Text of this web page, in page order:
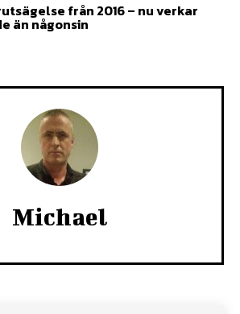
från 2016 – nu verkar
än någonsin
Michael